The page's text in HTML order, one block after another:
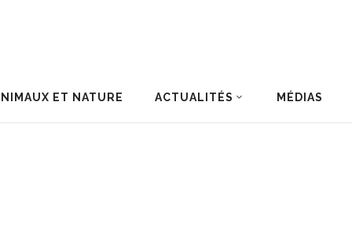
ET NATURE ACTUALITÉS MÉDIAS